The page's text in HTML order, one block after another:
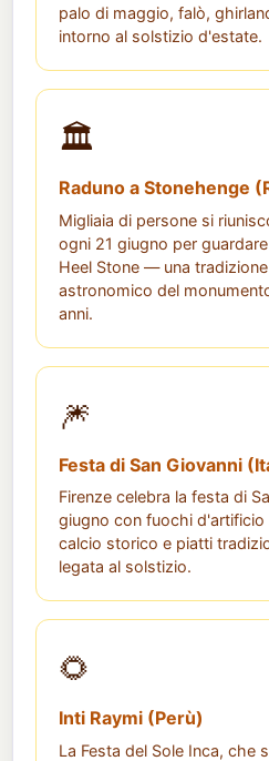
palo di maggio, falò,
intorno al solstizio d'estate.
🏛️
Raduno a Stonehenge
Migliaia di persone si
ogni 21 giugno per
Heel Stone — una
astronomico del
anni.
🎆
Festa di San Giovanni
Firenze celebra la festa di
giugno con fuochi d'artificio
calcio storico e piatti
legata al solstizio.
🌻
Inti Raymi (Perù)
La Festa del Sole Inca, che